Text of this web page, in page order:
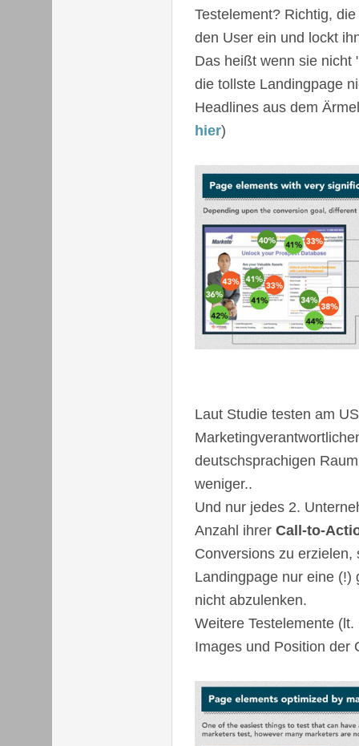
Testelement? Richtig, die
den User ein und lockt
Das heißt wenn sie nicht
die tollste Landingpage
Headlines aus dem
hier)
Laut Studie testen am
deutschsprachigen
weniger..
Und nur jedes 2.
Anzahl ihrer Call-to-
Conversions zu erzielen,
Landingpage nur eine (!)
nicht abzulenken.
Weitere Testelemente
Images und Position der